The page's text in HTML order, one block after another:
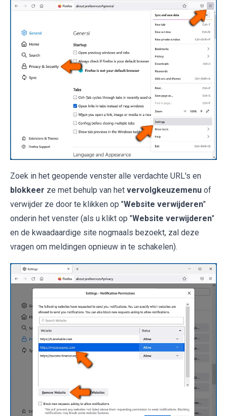
Zoek in het geopende venster alle verdachte URL's en
blokkeer ze met behulp van het vervolgkeuzemenu of
verwijder ze door te klikken op "Website verwijderen"
onderin het venster (als u klikt op "Website verwijderen"
en de kwaadaardige site nogmaals bezoekt, zal deze
vragen om meldingen opnieuw in te schakelen).